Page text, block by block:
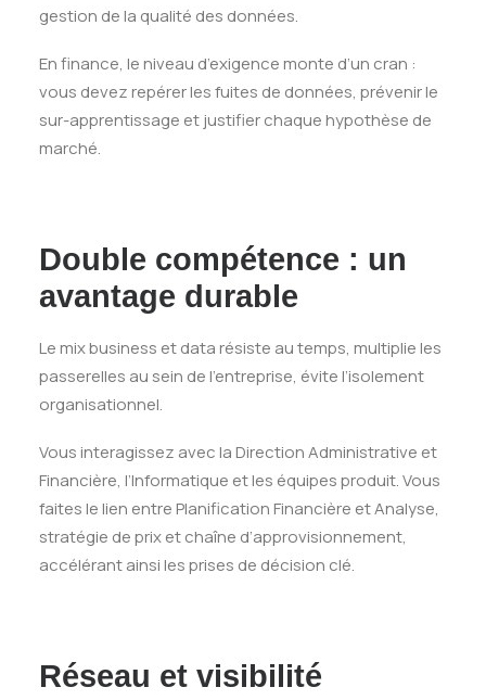
gestion de la qualité des données.
En finance, le niveau d’exigence monte d’un cran :
vous devez repérer les fuites de données, prévenir le
sur-apprentissage et justifier chaque hypothèse de
marché.
Double compétence : un
avantage durable
Le mix business et data résiste au temps, multiplie les
passerelles au sein de l’entreprise, évite l’isolement
organisationnel.
Vous interagissez avec la Direction Administrative et
Financière, l’Informatique et les équipes produit. Vous
faites le lien entre Planification Financière et Analyse,
stratégie de prix et chaîne d’approvisionnement,
accélérant ainsi les prises de décision clé.
Réseau et visibilité